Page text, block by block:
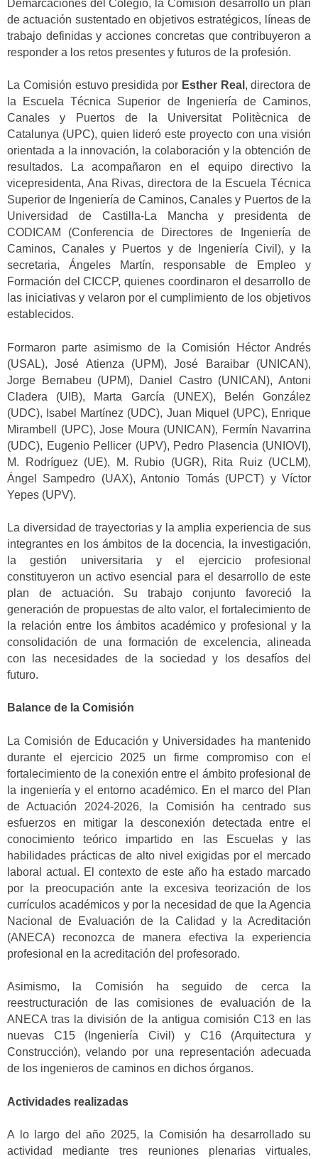
Demarcaciones del Colegio, la Comisión desarrolló un plan
de actuación sustentado en objetivos estratégicos, líneas de
trabajo definidas y acciones concretas que contribuyeron a
responder a los retos presentes y futuros de la profesión.
La Comisión estuvo presidida por Esther Real , directora de
la Escuela Técnica Superior de Ingeniería de Caminos,
Canales y Puertos de la Universitat Politècnica de
Catalunya (UPC), quien lideró este proyecto con una visión
orientada a la innovación, la colaboración y la obtención de
resultados. La acompañaron en el equipo directivo la
vicepresidenta, Ana Rivas, directora de la Escuela Técnica
Superior de Ingeniería de Caminos, Canales y Puertos de la
Universidad de Castilla-La Mancha y presidenta de
CODICAM (Conferencia de Directores de Ingeniería de
Caminos, Canales y Puertos y de Ingeniería Civil), y la
secretaria, Ángeles Martín, responsable de Empleo y
Formación del CICCP, quienes coordinaron el desarrollo de
las iniciativas y velaron por el cumplimiento de los objetivos
establecidos.
Formaron parte asimismo de la Comisión Héctor Andrés
(USAL), José Atienza (UPM), José Baraibar (UNICAN),
Jorge Bernabeu (UPM), Daniel Castro (UNICAN), Antoni
Cladera (UIB), Marta García (UNEX), Belén González
(UDC), Isabel Martínez (UDC), Juan Miquel (UPC), Enrique
Mirambell (UPC), Jose Moura (UNICAN), Fermín Navarrina
(UDC), Eugenio Pellicer (UPV), Pedro Plasencia (UNIOVI),
M. Rodríguez (UE), M. Rubio (UGR), Rita Ruiz (UCLM),
Ángel Sampedro (UAX), Antonio Tomás (UPCT) y Víctor
Yepes (UPV).
La diversidad de trayectorias y la amplia experiencia de sus
integrantes en los ámbitos de la docencia, la investigación,
la gestión universitaria y el ejercicio profesional
constituyeron un activo esencial para el desarrollo de este
plan de actuación. Su trabajo conjunto favoreció la
generación de propuestas de alto valor, el fortalecimiento de
la relación entre los ámbitos académico y profesional y la
consolidación de una formación de excelencia, alineada
con las necesidades de la sociedad y los desafíos del
futuro.
Balance de la Comisión
La Comisión de Educación y Universidades ha mantenido
durante el ejercicio 2025 un firme compromiso con el
fortalecimiento de la conexión entre el ámbito profesional de
la ingeniería y el entorno académico. En el marco del Plan
de Actuación 2024-2026, la Comisión ha centrado sus
esfuerzos en mitigar la desconexión detectada entre el
conocimiento teórico impartido en las Escuelas y las
habilidades prácticas de alto nivel exigidas por el mercado
laboral actual. El contexto de este año ha estado marcado
por la preocupación ante la excesiva teorización de los
currículos académicos y por la necesidad de que la Agencia
Nacional de Evaluación de la Calidad y la Acreditación
(ANECA) reconozca de manera efectiva la experiencia
profesional en la acreditación del profesorado.
Asimismo, la Comisión ha seguido de cerca la
reestructuración de las comisiones de evaluación de la
ANECA tras la división de la antigua comisión C13 en las
nuevas C15 (Ingeniería Civil) y C16 (Arquitectura y
Construcción), velando por una representación adecuada
de los ingenieros de caminos en dichos órganos.
Actividades realizadas
A lo largo del año 2025, la Comisión ha desarrollado su
actividad mediante tres reuniones plenarias virtuales,